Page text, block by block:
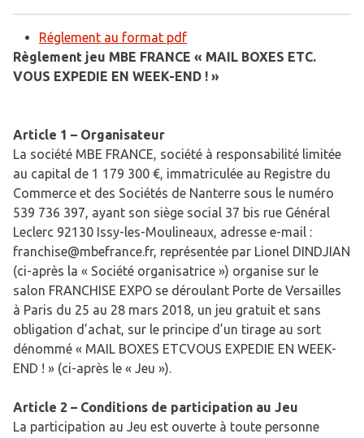
Réglement au format pdf
Règlement jeu MBE FRANCE « MAIL BOXES ETC.
VOUS EXPEDIE EN WEEK-END ! »
Article 1 – Organisateur
La société MBE FRANCE, société à responsabilité limitée
au capital de 1 179 300 €, immatriculée au Registre du
Commerce et des Sociétés de Nanterre sous le numéro
539 736 397, ayant son siège social 37 bis rue Général
Leclerc 92130 Issy-les-Moulineaux, adresse e-mail :
franchise@mbefrance.fr, représentée par Lionel DINDJIAN
(ci-après la « Société organisatrice ») organise sur le
salon FRANCHISE EXPO se déroulant Porte de Versailles
à Paris du 25 au 28 mars 2018, un jeu gratuit et sans
obligation d’achat, sur le principe d’un tirage au sort
dénommé « MAIL BOXES ETCVOUS EXPEDIE EN WEEK-
END ! » (ci-après le « Jeu »).
Article 2 – Conditions de participation au Jeu
La participation au Jeu est ouverte à toute personne